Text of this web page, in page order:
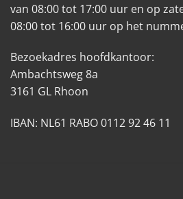
van 08:00 tot 17:00 uur en op
08:00 tot 16:00 uur op het
Bezoekadres hoofdkantoor:
Ambachtsweg 8a
3161 GL Rhoon
IBAN: NL61 RABO 0112 92 46 11